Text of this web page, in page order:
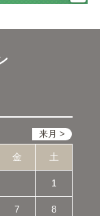
金 土
1
7 8